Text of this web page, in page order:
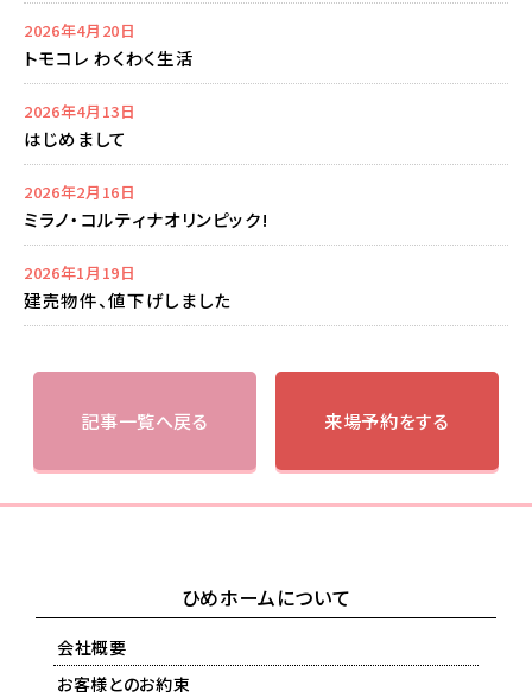
2026年4月20日
トモコレ わくわく生活
2026年4月13日
はじめまして
2026年2月16日
ミラノ・コルティナオリンピック!
2026年1月19日
建売物件、値下げしました
記事一覧へ戻る 来場予約をする
ひめホームについて
会社概要
お客様とのお約束